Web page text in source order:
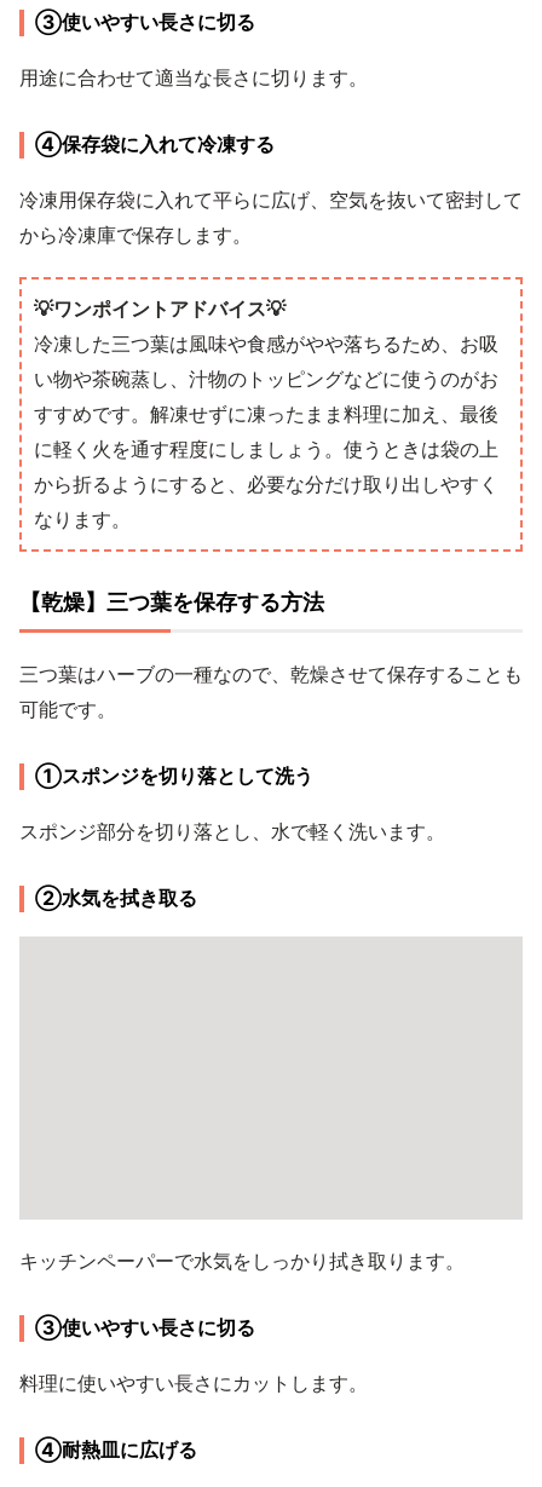
③使いやすい長さに切る
用途に合わせて適当な長さに切ります。
④保存袋に入れて冷凍する
冷凍用保存袋に入れて平らに広げ、空気を抜いて密封して
から冷凍庫で保存します。
💡ワンポイントアドバイス💡
冷凍した三つ葉は風味や食感がやや落ちるため、お吸
い物や茶碗蒸し、汁物のトッピングなどに使うのがお
すすめです。解凍せずに凍ったまま料理に加え、最後
に軽く火を通す程度にしましょう。使うときは袋の上
から折るようにすると、必要な分だけ取り出しやすく
なります。
【乾燥】三つ葉を保存する方法
三つ葉はハーブの一種なので、乾燥させて保存することも
可能です。
①スポンジを切り落として洗う
スポンジ部分を切り落とし、水で軽く洗います。
②水気を拭き取る
キッチンペーパーで水気をしっかり拭き取ります。
③使いやすい長さに切る
料理に使いやすい長さにカットします。
④耐熱皿に広げる